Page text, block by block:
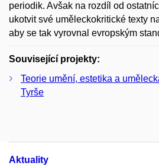
periodik. Avšak na rozdíl od
ukotvit své uměleckokritické texty
aby se tak vyrovnal evropským
Související projekty:
Teorie umění, estetika a
Tyrše
Aktuality